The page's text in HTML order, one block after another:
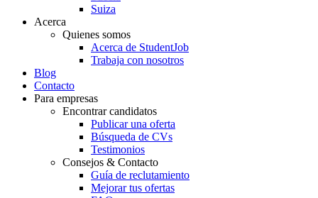
Suiza
Acerca
Quienes somos
Acerca de StudentJob
Trabaja con nosotros
Blog
Contacto
Para empresas
Encontrar candidatos
Publicar una oferta
Búsqueda de CVs
Testimonios
Consejos & Contacto
Guía de reclutamiento
Mejorar tus ofertas